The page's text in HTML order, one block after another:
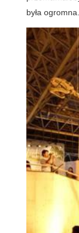
była ogromna.